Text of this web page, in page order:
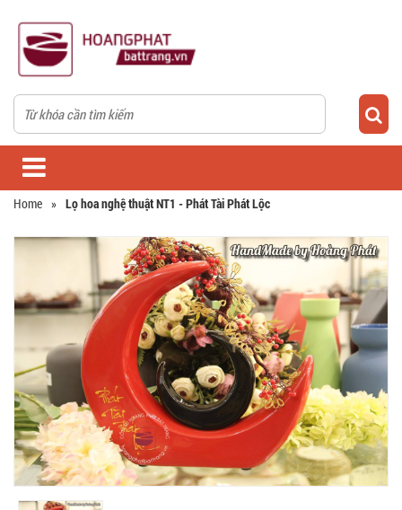
Home » Lọ hoa nghệ thuật NT1 - Phát Tài Phát Lộc